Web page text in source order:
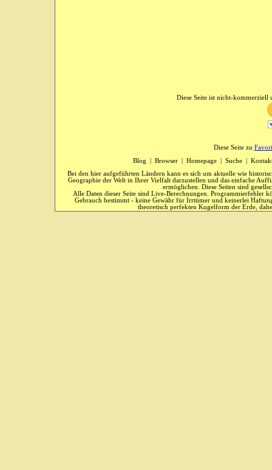
Diese Seite ist nicht-kommerziell
Diese Seite zu
Blog
Browser| Homepage| Suche|
Bei den hier aufgeführten Ländern kann es sich um aktuelle wie
Geographie der Welt in Ihrer Vielfalt darzustellen und das einfache
ermöglichen. Diese Seiten sind
Alle Daten dieser Seite sind Live-Berechnungen. Programmierfehler
Gebrauch bestimmt - keine Gewähr für Irrtümer und keinerlei
theoretisch perfekten Kugelform der Erde,